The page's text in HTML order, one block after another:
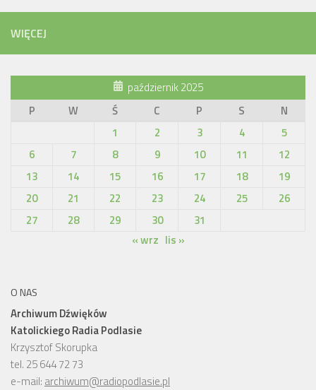
WIĘCEJ
październik 2025
P
W Ś C P S
N
1
2 3 4
5
6
7 8 9 10 11
12
13
14 15 16 17 18
19
20
21 22 23 24 25
26
27
28 29 30
31
« wrz lis »
O NAS
Archiwum Dźwięków
Katolickiego Radia Podlasie
Krzysztof Skorupka
tel. 25 644 72 73
e-mail: archiwum@radiopodlasie.pl